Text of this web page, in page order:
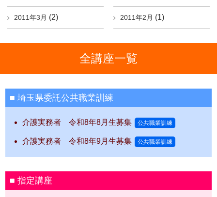
2011年3月 (2) 2011年2月 (1)
全講座一覧
埼玉県委託公共職業訓練
介護実務者 令和8年8月生募集 公共職業訓練
介護実務者 令和8年9月生募集 公共職業訓練
指定講座